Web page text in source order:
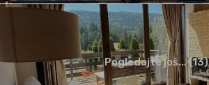
Pogledajte još... (13)